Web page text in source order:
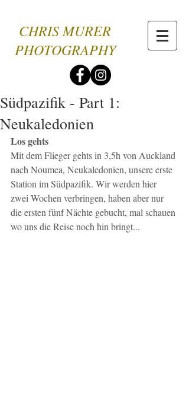
CHRIS MURER
PHOTOGRAPHY
Südpazifik - Part 1:
Neukaledonien
Los gehts
Mit dem Flieger gehts in 3,5h von Auckland
nach Noumea, Neukaledonien, unsere erste
Station im Südpazifik. Wir werden hier
zwei Wochen verbringen, haben aber nur
die ersten fünf Nächte gebucht, mal schauen
wo uns die Reise noch hin bringt...